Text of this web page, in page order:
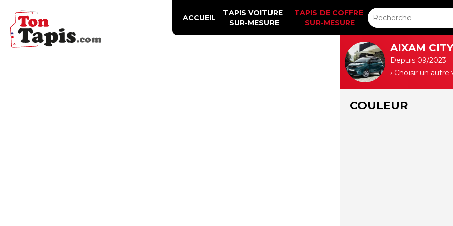
AIXAM CITY
Depuis 09/2023
› Choisir un autre
COULEUR
ACCUEIL
TAPIS VOITURE
SUR-MESURE
TAPIS DE COFFRE
SUR-MESURE